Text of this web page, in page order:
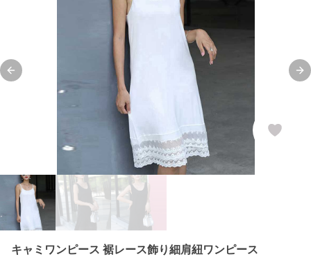
Previous slide
キャミワンピース 裾レース飾り細肩紐ワンピース